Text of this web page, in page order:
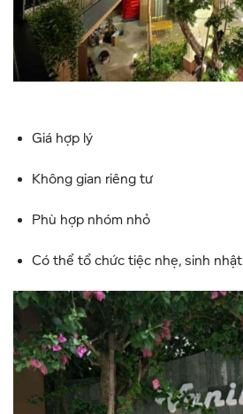
Giá hợp lý
Không gian riêng tư
Phù hợp nhóm nhỏ
Có thể tổ chức tiệc nhẹ, sinh nhật